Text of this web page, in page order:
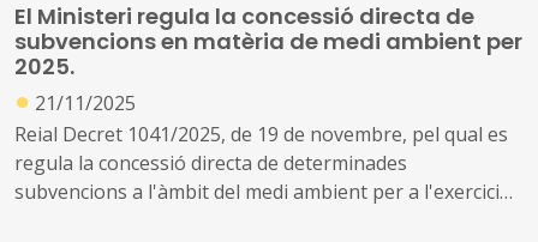
El Ministeri regula la concessió directa de
subvencions en matèria de medi ambient per
2025.
● 21/11/2025
Reial Decret 1041/2025, de 19 de novembre, pel qual es
regula la concessió directa de determinades
subvencions a l'àmbit del medi ambient per a l'exercici